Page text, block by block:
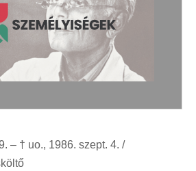
– † uo., 1986. szept. 4. /